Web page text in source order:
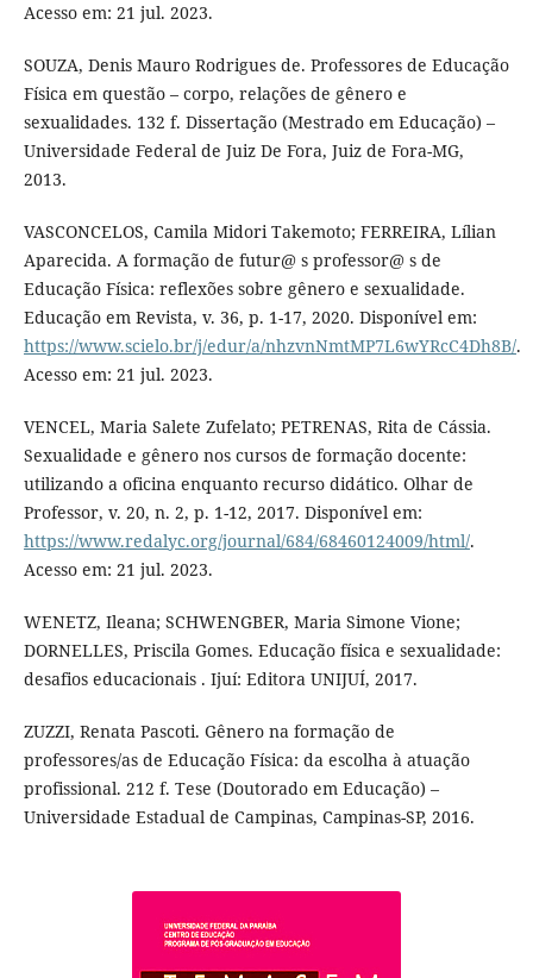
Acesso em: 21 jul. 2023.
SOUZA, Denis Mauro Rodrigues de. Professores de Educação
Física em questão – corpo, relações de gênero e
sexualidades. 132 f. Dissertação (Mestrado em Educação) –
Universidade Federal de Juiz De Fora, Juiz de Fora-MG,
2013.
VASCONCELOS, Camila Midori Takemoto; FERREIRA, Lílian
Aparecida. A formação de futur@ s professor@ s de
Educação Física: reflexões sobre gênero e sexualidade.
Educação em Revista, v. 36, p. 1-17, 2020. Disponível em:
https://www.scielo.br/j/edur/a/nhzvnNmtMP7L6wYRcC4Dh8B/.
Acesso em: 21 jul. 2023.
VENCEL, Maria Salete Zufelato; PETRENAS, Rita de Cássia.
Sexualidade e gênero nos cursos de formação docente:
utilizando a oficina enquanto recurso didático. Olhar de
Professor, v. 20, n. 2, p. 1-12, 2017. Disponível em:
https://www.redalyc.org/journal/684/68460124009/html/.
Acesso em: 21 jul. 2023.
WENETZ, Ileana; SCHWENGBER, Maria Simone Vione;
DORNELLES, Priscila Gomes. Educação física e sexualidade:
desafios educacionais . Ijuí: Editora UNIJUÍ, 2017.
ZUZZI, Renata Pascoti. Gênero na formação de
professores/as de Educação Física: da escolha à atuação
profissional. 212 f. Tese (Doutorado em Educação) –
Universidade Estadual de Campinas, Campinas-SP, 2016.